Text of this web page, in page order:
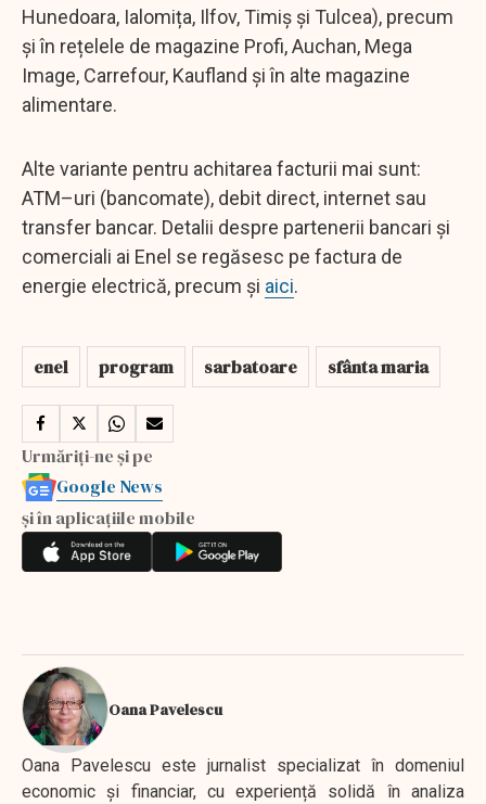
Hunedoara, Ialomița, Ilfov, Timiș și Tulcea), precum
și în rețelele de magazine Profi, Auchan, Mega
Image, Carrefour, Kaufland și în alte magazine
alimentare.
Alte variante pentru achitarea facturii mai sunt:
ATM–uri (bancomate), debit direct, internet sau
transfer bancar. Detalii despre partenerii bancari și
comerciali ai Enel se regăsesc pe factura de
energie electrică, precum și aici.
enel program sarbatoare sfânta maria
Urmăriți-ne și pe
Google News
și în aplicațiile mobile
Oana Pavelescu
Oana Pavelescu este jurnalist specializat în domeniul
economic și financiar, cu experiență solidă în analiza